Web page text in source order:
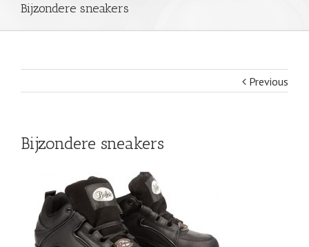
Bijzondere sneakers
Previous
Bijzondere sneakers